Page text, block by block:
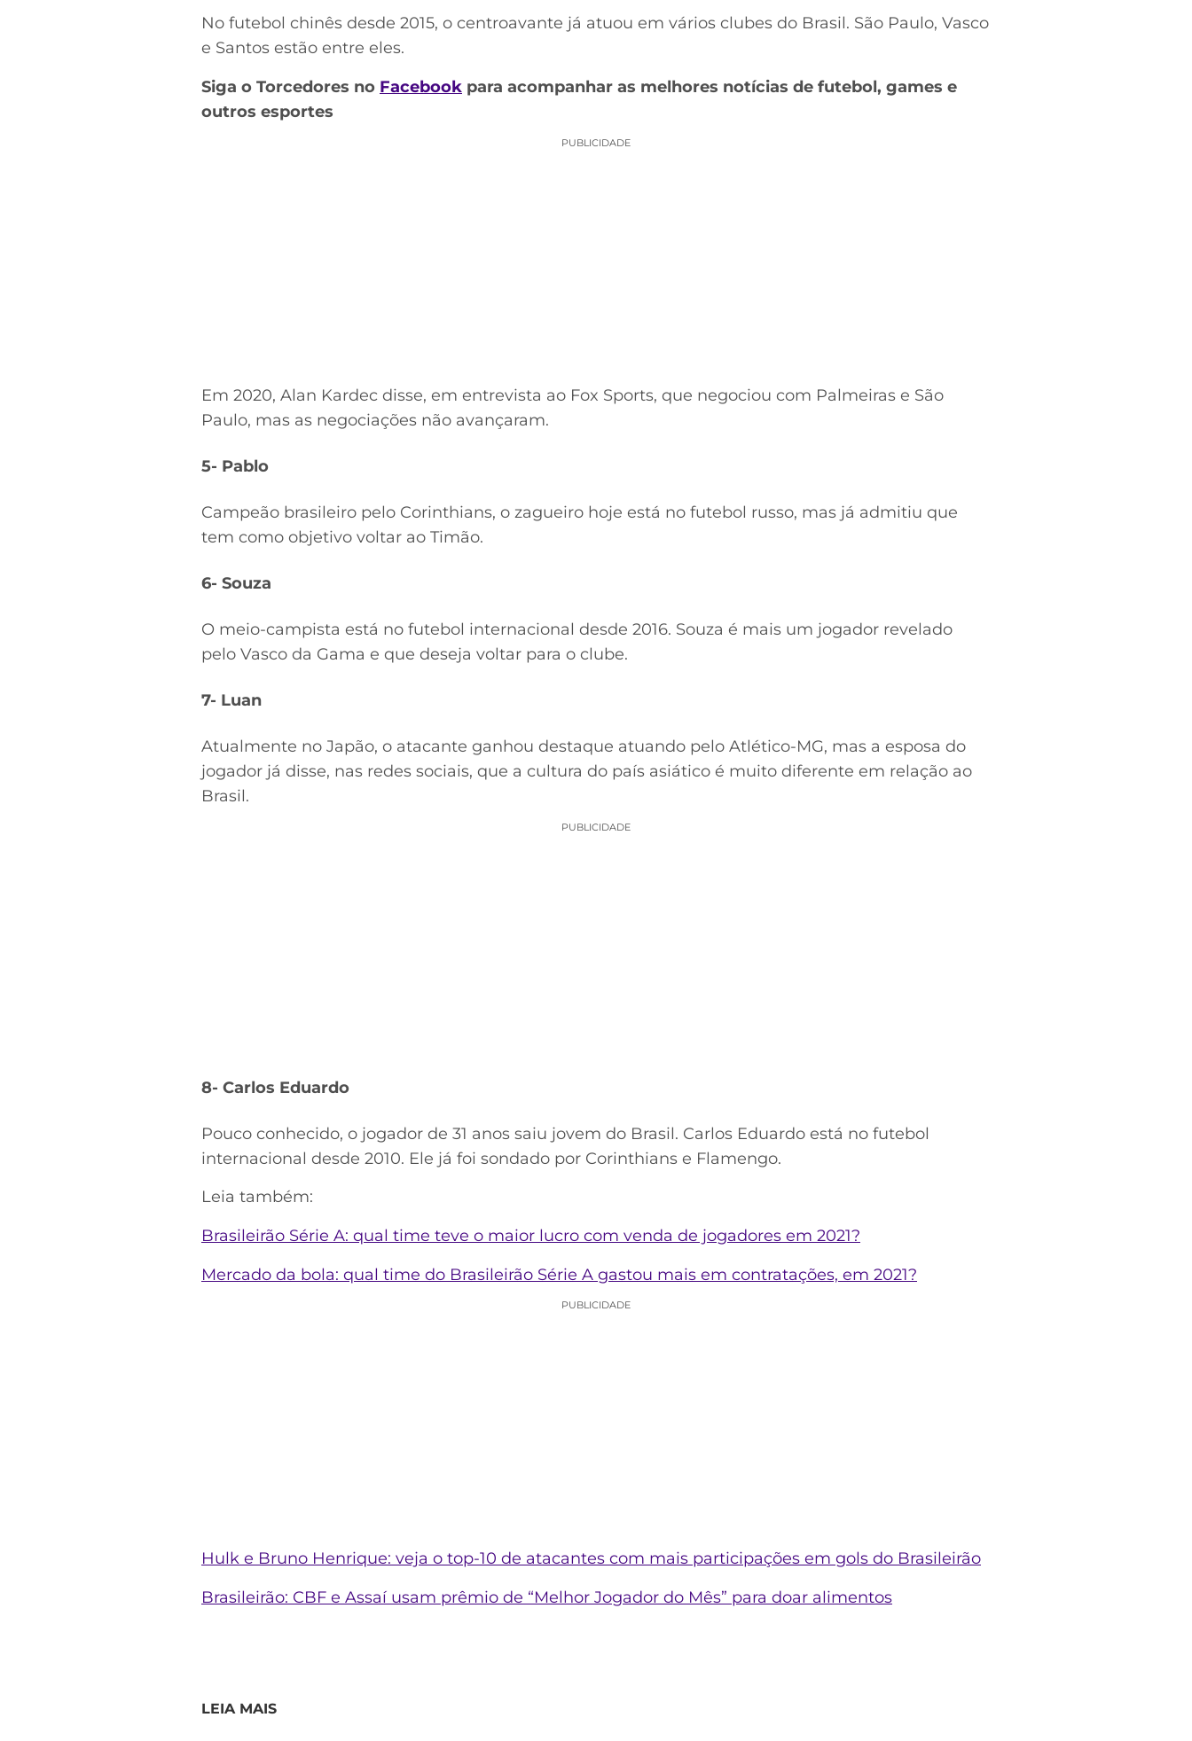
No futebol chinês desde 2015, o centroavante já atuou em vários clubes do Brasil. São Paulo, Vasco
e Santos estão entre eles.
Siga o Torcedores no Facebook para acompanhar as melhores notícias de futebol, games e
outros esportes
PUBLICIDADE
Em 2020, Alan Kardec disse, em entrevista ao Fox Sports, que negociou com Palmeiras e São
Paulo, mas as negociações não avançaram.
5- Pablo
Campeão brasileiro pelo Corinthians, o zagueiro hoje está no futebol russo, mas já admitiu que
tem como objetivo voltar ao Timão.
6- Souza
O meio-campista está no futebol internacional desde 2016. Souza é mais um jogador revelado
pelo Vasco da Gama e que deseja voltar para o clube.
7- Luan
Atualmente no Japão, o atacante ganhou destaque atuando pelo Atlético-MG, mas a esposa do
jogador já disse, nas redes sociais, que a cultura do país asiático é muito diferente em relação ao
Brasil.
PUBLICIDADE
8- Carlos Eduardo
Pouco conhecido, o jogador de 31 anos saiu jovem do Brasil. Carlos Eduardo está no futebol
internacional desde 2010. Ele já foi sondado por Corinthians e Flamengo.
Leia também:
Brasileirão Série A: qual time teve o maior lucro com venda de jogadores em 2021?
Mercado da bola: qual time do Brasileirão Série A gastou mais em contratações, em 2021?
PUBLICIDADE
Hulk e Bruno Henrique: veja o top-10 de atacantes com mais participações em gols do Brasileirão
Brasileirão: CBF e Assaí usam prêmio de “Melhor Jogador do Mês” para doar alimentos
LEIA MAIS